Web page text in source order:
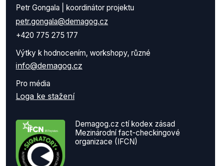
Petr Gongala | koordinátor projektu
petr.gongala@demagog.cz
+420 775 275 177
Výtky k hodnocením, workshopy, různé
info@demagog.cz
Pro média
Loga ke stažení
Demagog.cz ctí kodex zásad
Mezinárodní fact-checkingové
organizace (IFCN)